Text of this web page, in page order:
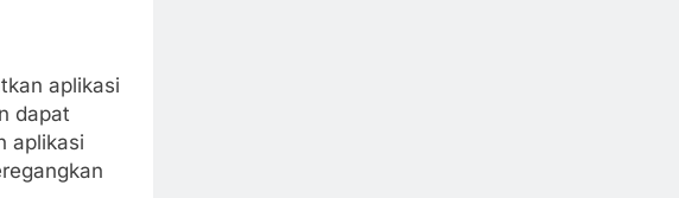
aplikasi
dapat
aplikasi